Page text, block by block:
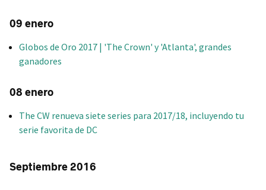
09 enero
Globos de Oro 2017 | 'The Crown' y 'Atlanta', grandes
ganadores
08 enero
The CW renueva siete series para 2017/18, incluyendo tu
serie favorita de DC
Septiembre 2016